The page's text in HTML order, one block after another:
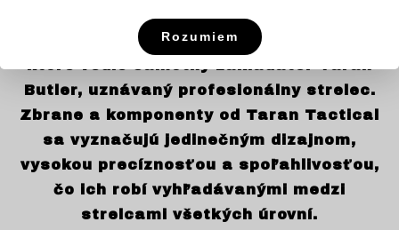
Taran Tactical Innovations ponúka
tréningové programy a strelecké kurzy,
Butler, uznávaný profesionálny strelec.
Zbrane a komponenty od Taran Tactical
sa vyznačujú jedinečným dizajnom,
vysokou precíznosťou a spoľahlivosťou,
čo ich robí vyhľadávanými medzi
strelcami všetkých úrovní.
Rozumiem